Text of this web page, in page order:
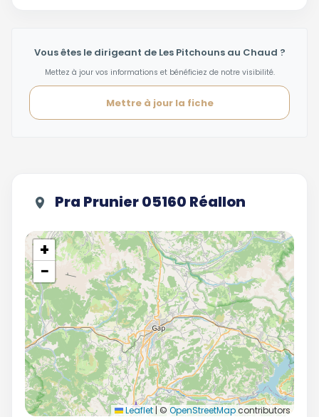
Vous êtes le dirigeant de Les Pitchouns au Chaud ?
Mettez à jour vos informations et bénéficiez de notre visibilité.
Mettre à jour la fiche
Pra Prunier 05160 Réallon
+
−
Leaflet | © OpenStreetMapcontributors